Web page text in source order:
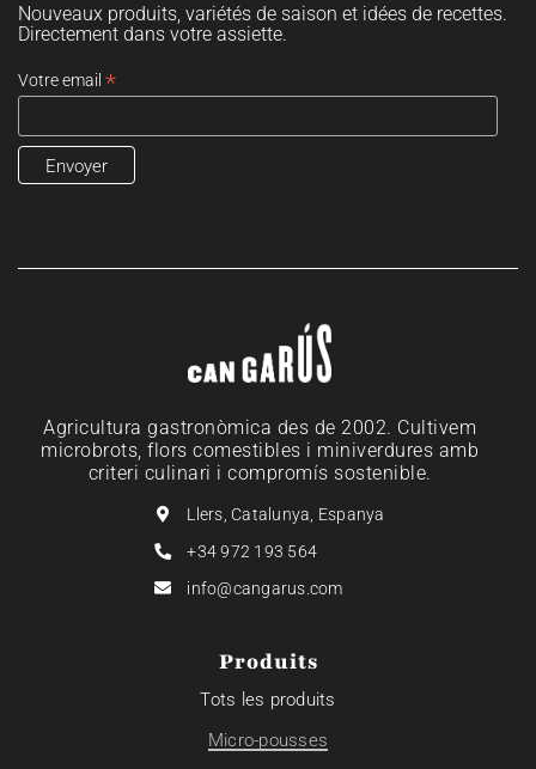
Nouveaux produits, variétés de saison et idées de recettes.
Directement dans votre assiette.
Votre email *
Agricultura gastronòmica des de 2002. Cultivem
microbrots, flors comestibles i miniverdures amb
criteri culinari i compromís sostenible.
Llers, Catalunya, Espanya
+34 972 193 564
info@cangarus.com
Produits
Tots les produits
Micro-pousses